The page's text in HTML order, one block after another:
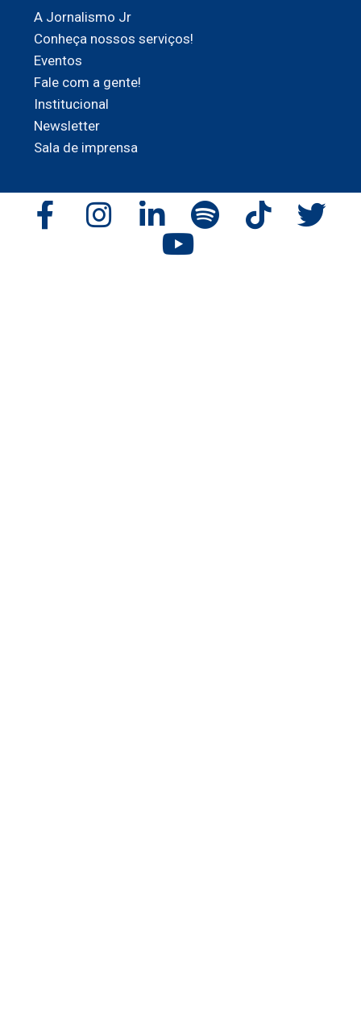
A Jornalismo Jr
Conheça nossos serviços!
Eventos
Fale com a gente!
Institucional
Newsletter
Sala de imprensa